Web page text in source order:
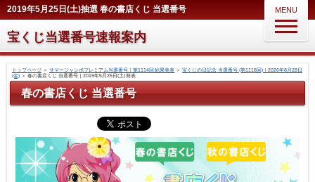
2019年5月25日(土)抽選 春の書店くじ 当選番号
宝くじ当選番号速報案内
MENU
トップページ＞ サマージャンボプレミアム当選番号｜第1114回 結果発表 ＞宝くじの日記念 当選番号 (第1118回)｜2026年8月28日
(金)＞ 春の書店くじ 当選番号｜2019年5月25日(土) 発表
春の書店くじ 当選番号